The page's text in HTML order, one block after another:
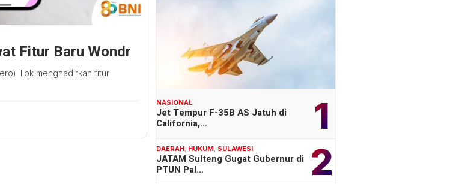
Fitur Baru Wondr
Tbk menghadirkan fitur
1
NASIONAL
Jet Tempur F-35B AS Jatuh di
California,…
2
DAERAH HUKUM SULAWESI
JATAM Sulteng Gugat Gubernur di
PTUN Pal…